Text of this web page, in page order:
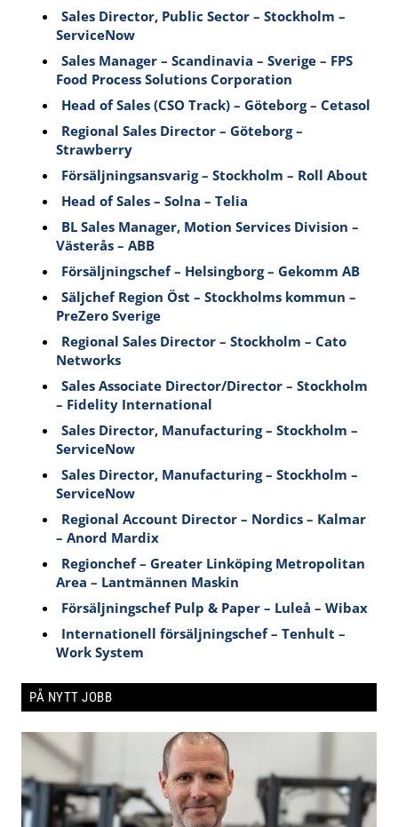
Sales Director, Public Sector – Stockholm –
ServiceNow
Sales Manager – Scandinavia – Sverige – FPS
Food Process Solutions Corporation
Head of Sales (CSO Track) – Göteborg – Cetasol
Regional Sales Director – Göteborg –
Strawberry
Försäljningsansvarig – Stockholm – Roll About
Head of Sales – Solna – Telia
BL Sales Manager, Motion Services Division –
Västerås – ABB
Försäljningschef – Helsingborg – Gekomm AB
Säljchef Region Öst – Stockholms kommun –
PreZero Sverige
Regional Sales Director – Stockholm – Cato
Networks
Sales Associate Director/Director – Stockholm
– Fidelity International
Sales Director, Manufacturing – Stockholm –
ServiceNow
Sales Director, Manufacturing – Stockholm –
ServiceNow
Regional Account Director – Nordics – Kalmar
– Anord Mardix
Regionchef – Greater Linköping Metropolitan
Area – Lantmännen Maskin
Försäljningschef Pulp & Paper – Luleå – Wibax
Internationell försäljningschef – Tenhult –
Work System
PÅ NYTT JOBB